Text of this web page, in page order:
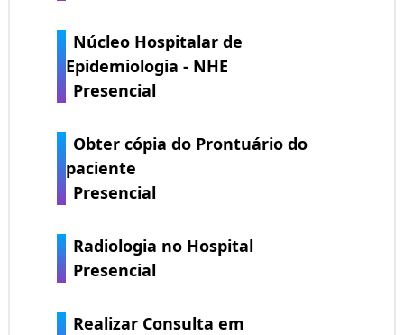
Núcleo Hospitalar de
Epidemiologia - NHE
Presencial
Obter cópia do Prontuário do
paciente
Presencial
Radiologia no Hospital
Presencial
Realizar Consulta em